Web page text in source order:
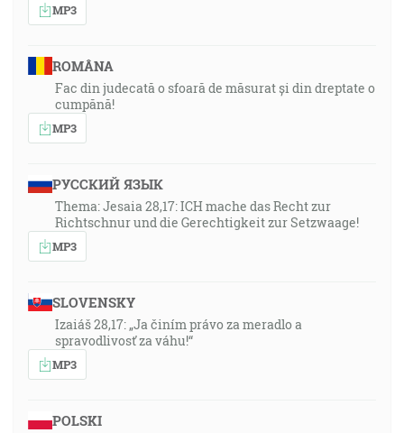
MP3
ROMÂNA
Fac din judecată o sfoară de măsurat și din dreptate o
cumpănă!
MP3
РУССКИЙ ЯЗЫК
Thema: Jesaia 28,17: ICH mache das Recht zur
Richtschnur und die Gerechtigkeit zur Setzwaage!
MP3
SLOVENSKY
Izaiáš 28,17: „Ja činím právo za meradlo a
spravodlivosť za váhu!“
MP3
POLSKI